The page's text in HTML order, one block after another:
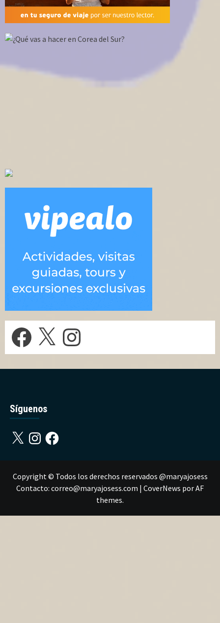
Facebook Instagram
Síguenos
X InstagramFacebook
Copyright © Todos los derechos reservados @maryajosess
Contacto: correo@maryajosess.com | CoverNews por AF
themes.